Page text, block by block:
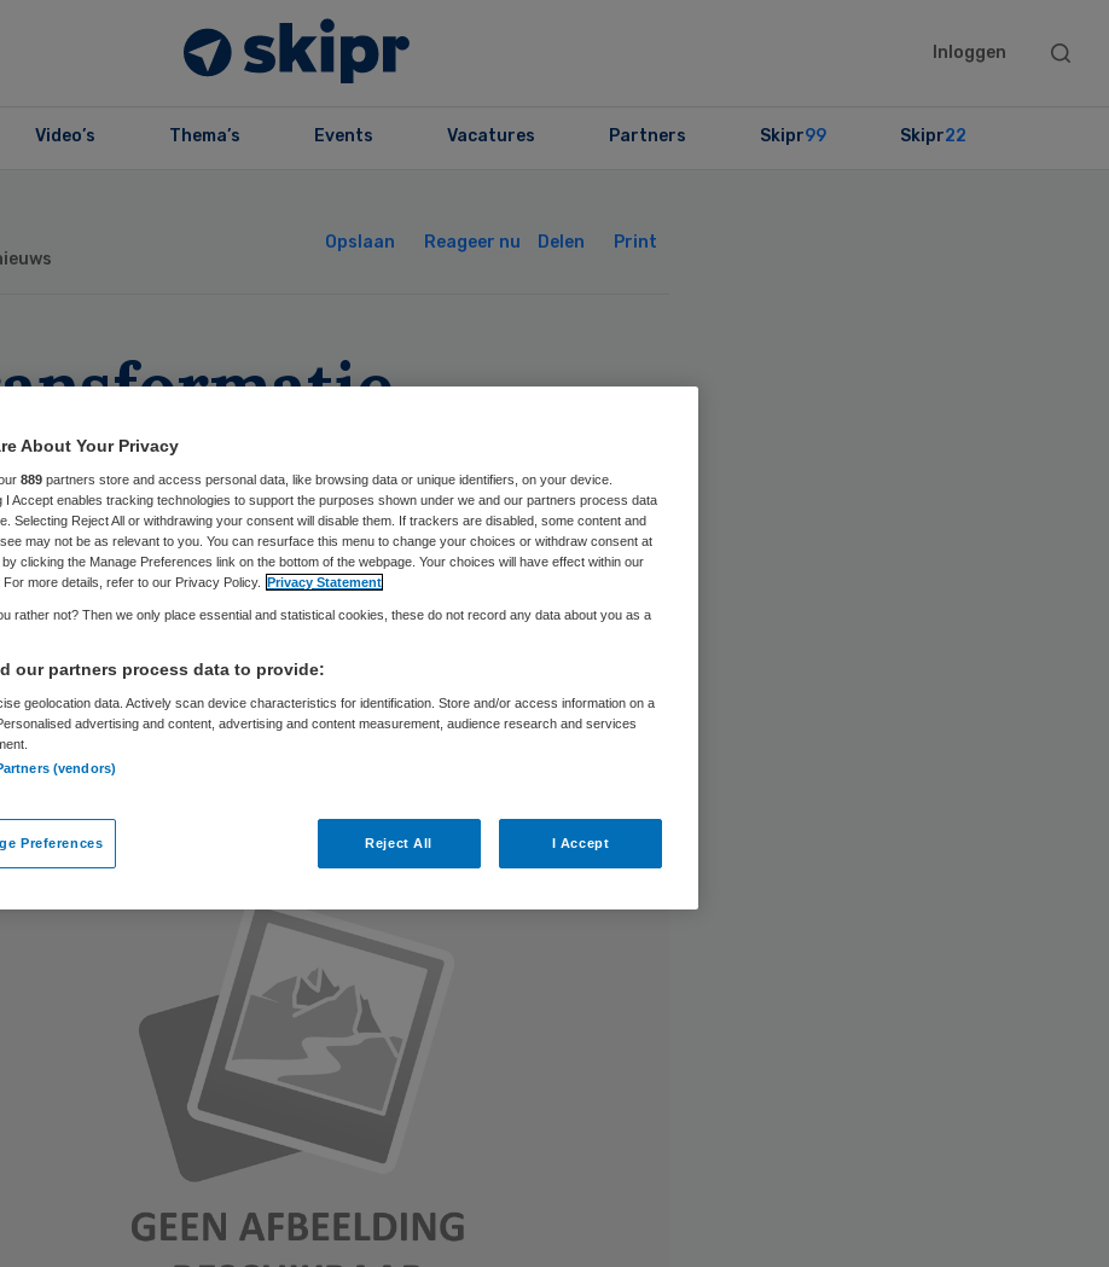
Inloggen
Search
Video’s Thema’s Events Vacatures Partners Skipr99 Skipr22
Opslaan Reageer nu Delen Print
in de zorg –
nog
Skipr Redactie
About Your Privacy
889 partners store and access personal data, like browsing data or unique identifiers, on your device.
I Accept enables tracking technologies to support the purposes shown under we and our partners process data
Selecting Reject All or withdrawing your consent will disable them. If trackers are disabled, some content and
may not be as relevant to you. You can resurface this menu to change your choices or withdraw consent at
clicking the Manage Preferences link on the bottom of the webpage. Your choices will have effect within our
For more details, refer to our Privacy Policy. Privacy Statement
rather not? Then we only place essential and statistical cookies, these do not record any data about you as a
our partners process data to provide:
geolocation data. Actively scan device characteristics for identification. Store and/or access information on a
advertising and content, advertising and content measurement, audience research and services
(vendors)
Preferences Reject All I Accept